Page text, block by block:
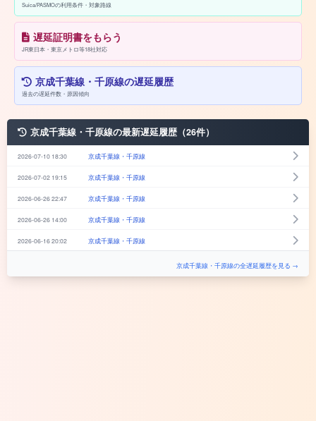
Suica/PASMOの利用条件・対象路線
遅延証明書をもらう
JR東日本・東京メトロ等18社対応
京成千葉線・千原線の遅延履歴
過去の遅延件数・原因傾向
京成千葉線・千原線の最新遅延履歴（26件）
2026-07-10 18:30 京成千葉線・千原線
2026-07-02 19:15 京成千葉線・千原線
2026-06-26 22:47 京成千葉線・千原線
2026-06-26 14:00 京成千葉線・千原線
2026-06-16 20:02 京成千葉線・千原線
京成千葉線・千原線の全遅延履歴を見る →